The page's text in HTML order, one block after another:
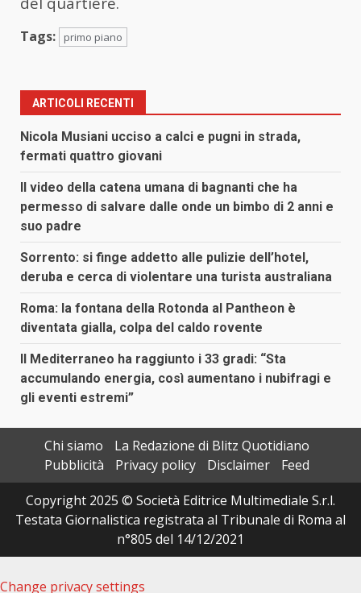
Tags: primo piano
ARTICOLI RECENTI
Nicola Musiani ucciso a calci e pugni in strada,
fermati quattro giovani
Il video della catena umana di bagnanti che ha
permesso di salvare dalle onde un bimbo di 2 anni e
suo padre
Sorrento: si finge addetto alle pulizie dell’hotel,
deruba e cerca di violentare una turista australiana
Roma: la fontana della Rotonda al Pantheon è
diventata gialla, colpa del caldo rovente
Il Mediterraneo ha raggiunto i 33 gradi: “Sta
accumulando energia, così aumentano i nubifragi e
gli eventi estremi”
Chi siamo
La Redazione di Blitz Quotidiano
Pubblicità
Privacy policy Disclaimer
Feed
Copyright 2025 © Società Editrice Multimediale S.r.l.
Testata Giornalistica registrata al Tribunale di Roma al
n°805 del 14/12/2021
Change privacy settings